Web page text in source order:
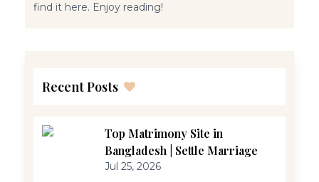
find it here. Enjoy reading!
Recent Posts
Top Matrimony Site in
Bangladesh | Settle Marriage
Jul 25, 2026